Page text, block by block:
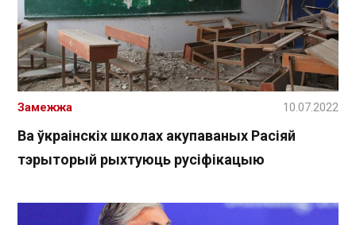
Ва ўкраінскіх школах акупаваных Расіяй
тэрыторый рыхтуюць русіфікацыю
Замежжа 10.07.2022